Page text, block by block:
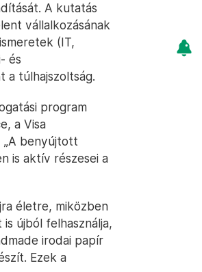
A kutatás
vállalkozásának
(IT,
és
a túlhajszoltság.
program
a Visa
benyújtott
is aktív részesei a
életre, miközben
újból felhasználja,
irodai papír
Ezek a